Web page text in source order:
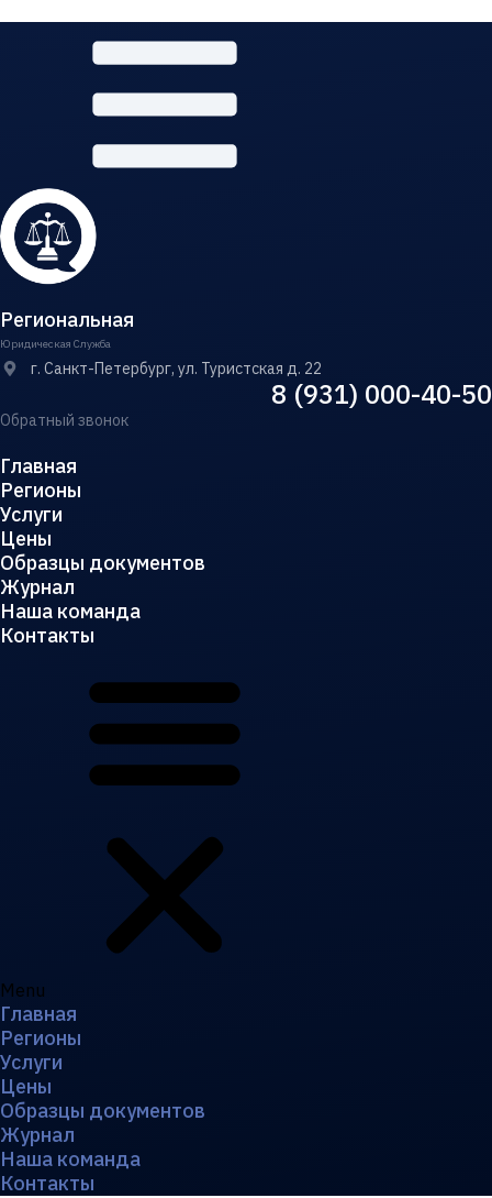
Региональная
Юридическая Служба
г. Санкт-Петербург, ул. Туристская д. 22
8 (931) 000-40-50
Обратный звонок
Главная
Регионы
Услуги
Цены
Образцы документов
Журнал
Наша команда
Контакты
Menu
Главная
Регионы
Услуги
Цены
Образцы документов
Журнал
Наша команда
Контакты